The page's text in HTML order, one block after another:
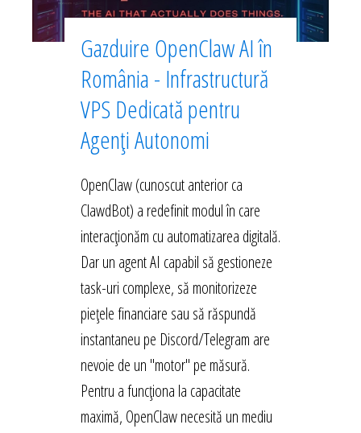
Gazduire OpenClaw AI în
România - Infrastructură
VPS Dedicată pentru
Agenți Autonomi
OpenClaw (cunoscut anterior ca
ClawdBot) a redefinit modul în care
interacționăm cu automatizarea digitală.
Dar un agent AI capabil să gestioneze
task-uri complexe, să monitorizeze
piețele financiare sau să răspundă
instantaneu pe Discord/Telegram are
nevoie de un "motor" pe măsură.
Pentru a funcționa la capacitate
maximă, OpenClaw necesită un mediu